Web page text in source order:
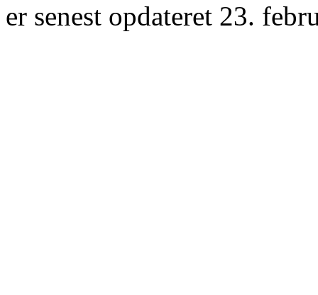
er senest opdateret 23.